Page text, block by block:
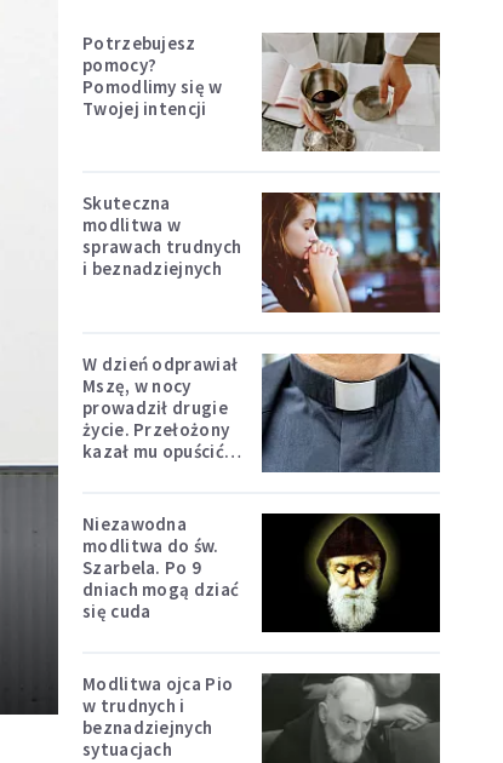
Potrzebujesz
pomocy?
Pomodlimy się w
Twojej intencji
Skuteczna
modlitwa w
sprawach trudnych
i beznadziejnych
W dzień odprawiał
Mszę, w nocy
prowadził drugie
życie. Przełożony
kazał mu opuścić
Niezawodna
modlitwa do św.
Szarbela. Po 9
dniach mogą dziać
się cuda
Modlitwa ojca Pio
w trudnych i
beznadziejnych
sytuacjach